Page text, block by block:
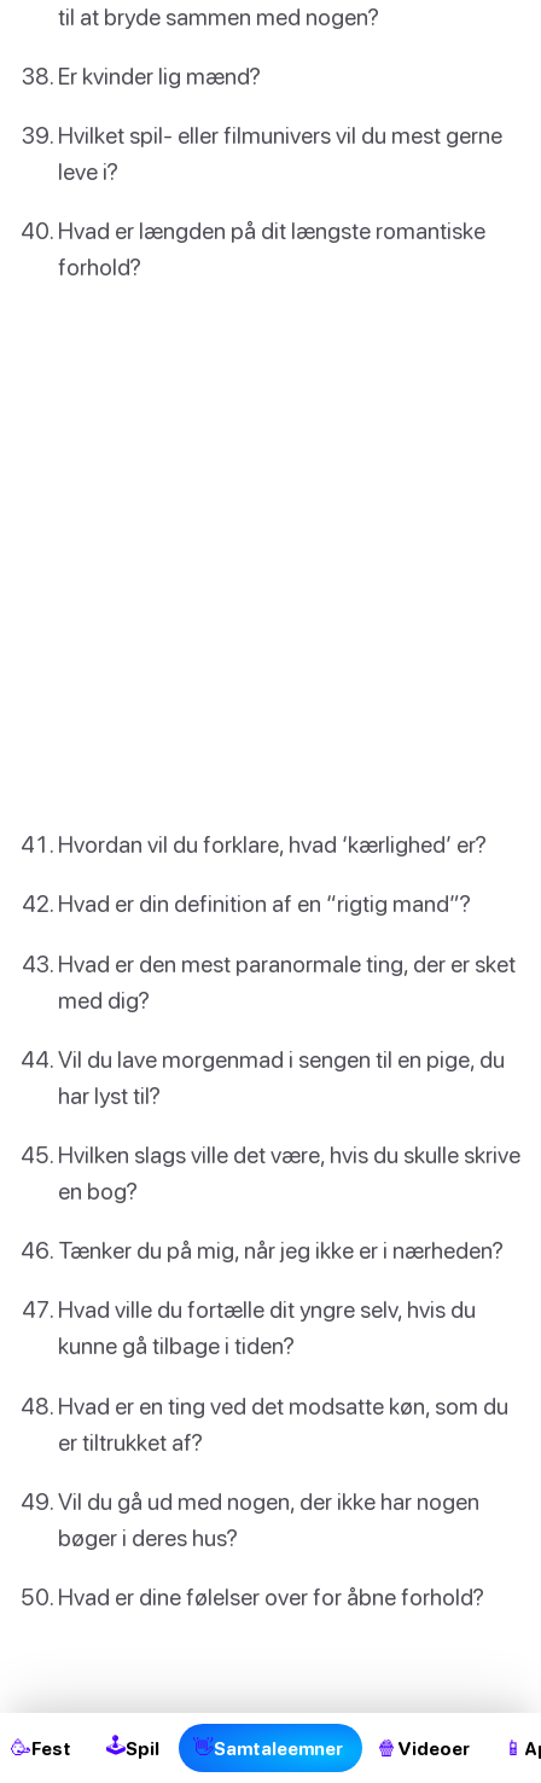
til at bryde sammen med nogen?
Er kvinder lig mænd?
Hvilket spil- eller filmunivers vil du mest gerne
leve i?
Hvad er længden på dit længste romantiske
forhold?
Hvordan vil du forklare, hvad ‘kærlighed’ er?
Hvad er din definition af en “rigtig mand”?
Hvad er den mest paranormale ting, der er sket
med dig?
Vil du lave morgenmad i sengen til en pige, du
har lyst til?
Hvilken slags ville det være, hvis du skulle skrive
en bog?
Tænker du på mig, når jeg ikke er i nærheden?
Hvad ville du fortælle dit yngre selv, hvis du
kunne gå tilbage i tiden?
Hvad er en ting ved det modsatte køn, som du
er tiltrukket af?
Vil du gå ud med nogen, der ikke har nogen
bøger i deres hus?
Hvad er dine følelser over for åbne forhold?
🥳Fest 🕹Spil 👋Samtaleemner 🍿 Videoer 📱